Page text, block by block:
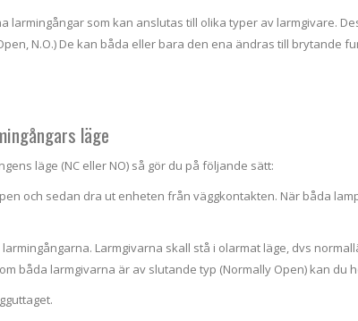
larmingångar som kan anslutas till olika typer av larmgivare.
N.O.) De kan båda eller bara den ena ändras till brytande
läge
läge (NC eller NO) så gör du på följande sätt:
och sedan dra ut enheten från väggkontakten. När båda
Larmgivarna skall stå i olarmat läge, dvs
båda larmgivarna är av slutande typ (Normally Open) kan du